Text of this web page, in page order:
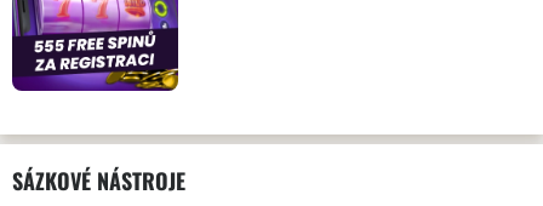
SÁZKOVÉ NÁSTROJE